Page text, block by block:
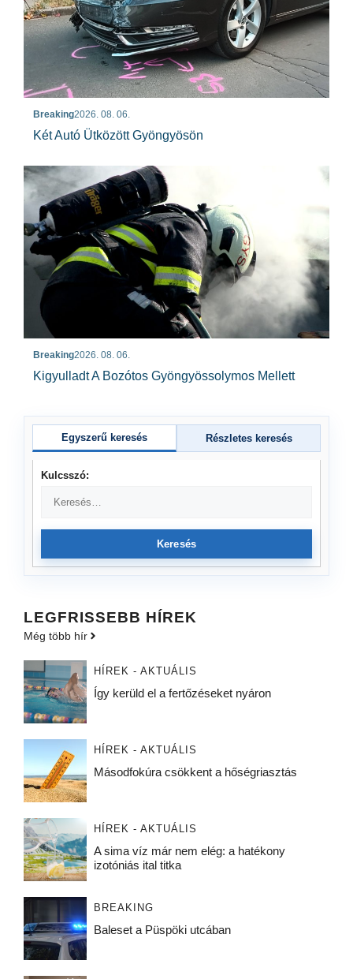
Breaking2026. 08. 06.
Két Autó Ütközött Gyöngyösön
Breaking2026. 08. 06.
Kigyulladt A Bozótos Gyöngyössolymos Mellett
Egyszerű keresés Részletes keresés
Kulcsszó:
Keresés
LEGFRISSEBB HÍREK
Még több hír
HÍREK - AKTUÁLIS
Így kerüld el a fertőzéseket nyáron
HÍREK - AKTUÁLIS
Másodfokúra csökkent a hőségriasztás
HÍREK - AKTUÁLIS
A sima víz már nem elég: a hatékony
izotóniás ital titka
BREAKING
Baleset a Püspöki utcában